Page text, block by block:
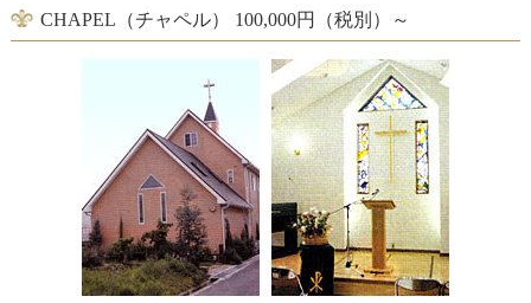
CHAPEL（チャペル） 100,000円（税別）～